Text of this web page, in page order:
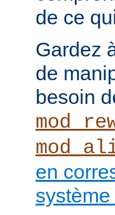
de ce
Gardez
de
besoin
en